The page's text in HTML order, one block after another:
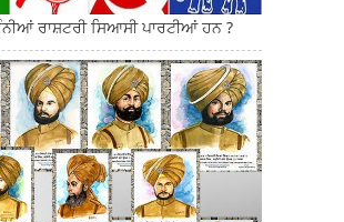
ਰਾਸ਼ਟਰੀ ਸਿਆਸੀ ਪਾਰਟੀਆਂ ਹਨ ?